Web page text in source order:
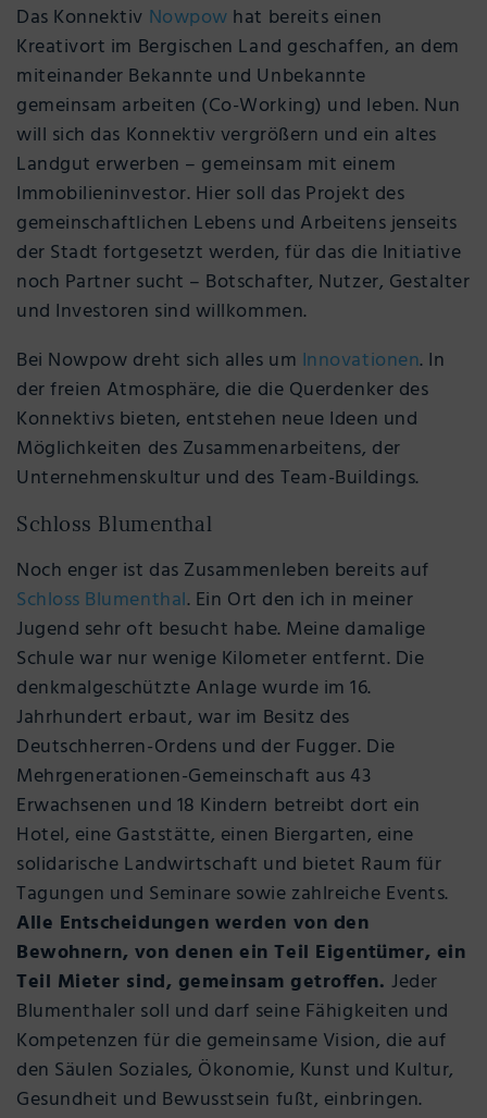
Das Konnektiv Nowpow hat bereits einen
Kreativort im Bergischen Land geschaffen, an dem
miteinander Bekannte und Unbekannte
gemeinsam arbeiten (Co-Working) und leben. Nun
will sich das Konnektiv vergrößern und ein altes
Landgut erwerben – gemeinsam mit einem
Immobilieninvestor. Hier soll das Projekt des
gemeinschaftlichen Lebens und Arbeitens jenseits
der Stadt fortgesetzt werden, für das die Initiative
noch Partner sucht – Botschafter, Nutzer, Gestalter
und Investoren sind willkommen.
Bei Nowpow dreht sich alles um Innovationen. In
der freien Atmosphäre, die die Querdenker des
Konnektivs bieten, entstehen neue Ideen und
Möglichkeiten des Zusammenarbeitens, der
Unternehmenskultur und des Team-Buildings.
Schloss Blumenthal
Noch enger ist das Zusammenleben bereits auf
Schloss Blumenthal. Ein Ort den ich in meiner
Jugend sehr oft besucht habe. Meine damalige
Schule war nur wenige Kilometer entfernt. Die
denkmalgeschützte Anlage wurde im 16.
Jahrhundert erbaut, war im Besitz des
Deutschherren-Ordens und der Fugger. Die
Mehrgenerationen-Gemeinschaft aus 43
Erwachsenen und 18 Kindern betreibt dort ein
Hotel, eine Gaststätte, einen Biergarten, eine
solidarische Landwirtschaft und bietet Raum für
Tagungen und Seminare sowie zahlreiche Events.
Alle Entscheidungen werden von den
Bewohnern, von denen ein Teil Eigentümer, ein
Teil Mieter sind, gemeinsam getroffen. Jeder
Blumenthaler soll und darf seine Fähigkeiten und
Kompetenzen für die gemeinsame Vision, die auf
den Säulen Soziales, Ökonomie, Kunst und Kultur,
Gesundheit und Bewusstsein fußt, einbringen.